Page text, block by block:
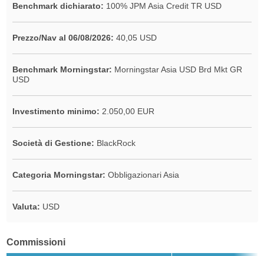
Benchmark dichiarato: 100% JPM Asia Credit TR USD
Prezzo/Nav al 06/08/2026: 40,05 USD
Benchmark Morningstar: Morningstar Asia USD Brd Mkt GR
USD
Investimento minimo: 2.050,00 EUR
Società di Gestione: BlackRock
Categoria Morningstar: Obbligazionari Asia
Valuta: USD
Commissioni